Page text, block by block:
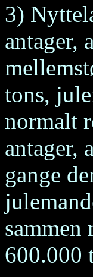
3)
antager,
tons,
normalt
antager,
gange
sammen
600.000